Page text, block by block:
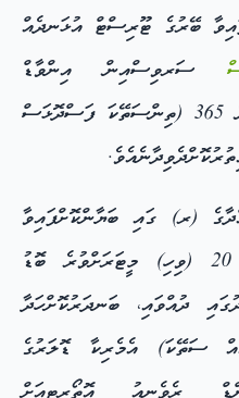
ބޭރުގެ ޓޫރިސްޓް އުޅަނދެއް
ސަރވިސްއިން އިންވާޑް
ކްލިއަރެންސް ދޭ ދުވަހުން ފެށިގެން 365 (ތިންސަތޭކަ ފަސްދޮޅަސް
ދުއްވައި، ބަނދަރުކޮށްހަދާ
ދުވާލަކަށް 100 (އެއް ސަތޭކަ) އެމެރިކާ ޑޮލަރުގެ